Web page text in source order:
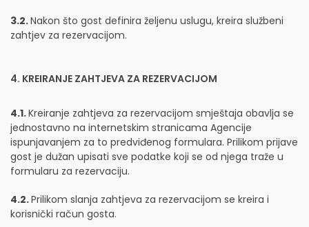
3.2.Nakon što gost definira željenu uslugu, kreira službeni
zahtjev za rezervacijom.
4. KREIRANJE ZAHTJEVA ZA REZERVACIJOM
4.1.Kreiranje zahtjeva za rezervacijom smještaja obavlja se
jednostavno na internetskim stranicama Agencije
ispunjavanjem za to predviđenog formulara. Prilikom prijave
gost je dužan upisati sve podatke koji se od njega traže u
formularu za rezervaciju.
4.2.Prilikom slanja zahtjeva za rezervacijom se kreira i
korisnički račun gosta.